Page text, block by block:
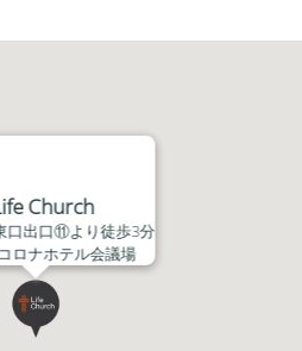
Church
口出口⑪より徒歩3分
ロナホテル会議場